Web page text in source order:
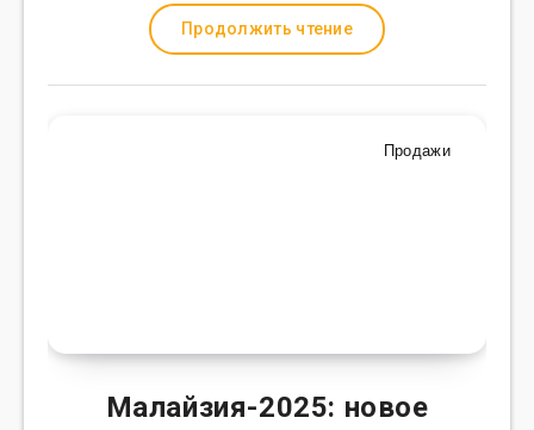
Продолжить чтение
Продажи
Малайзия-2025: новое